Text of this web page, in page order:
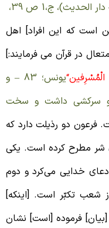
كافي (ط – دار الحديث)، ج‏،1 ص 39،
است که این افراد] اهل
در قرآن می فرمایند:]
“یونس؛ 83 –
و
سرکشی داشت و سخت
دو رذیلت دارد که
شر مطرح کرده است. یکی
خدایی می‌کرد و دوم
تکبّر است. [اینکه]
فرموده [است] نشان